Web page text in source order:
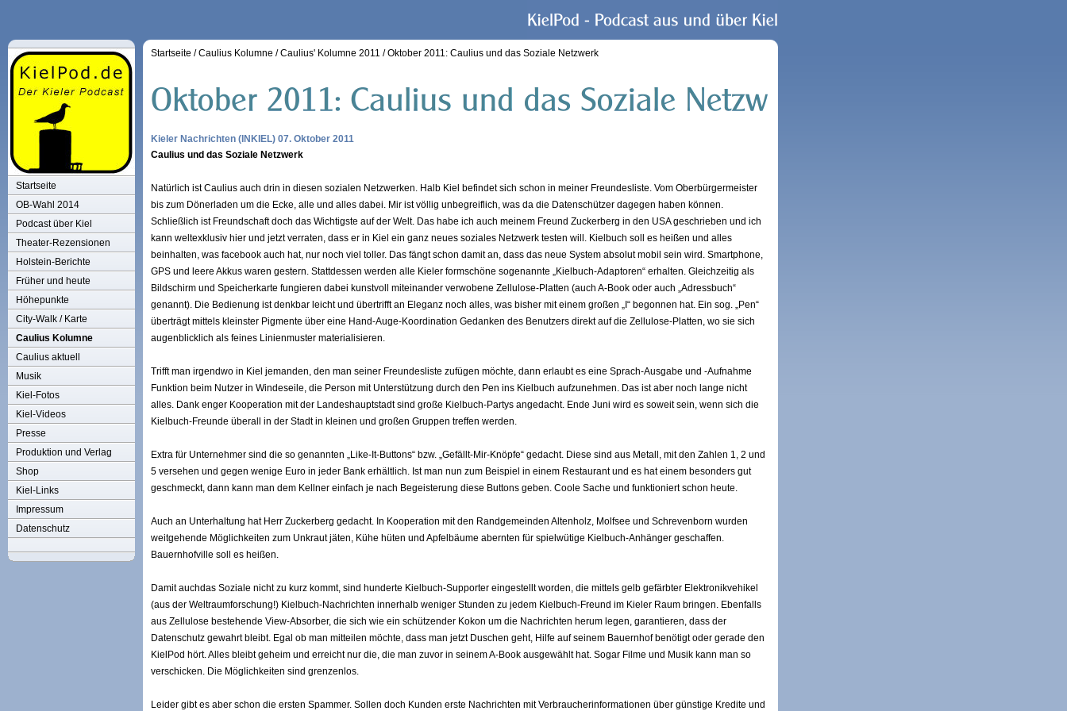
Startseite
OB-Wahl 2014
Podcast über Kiel
Theater-Rezensionen
Holstein-Berichte
Früher und heute
Höhepunkte
City-Walk / Karte
Caulius Kolumne
Caulius aktuell
Musik
Kiel-Fotos
Kiel-Videos
Presse
Produktion und Verlag
Shop
Kiel-Links
Impressum
Datenschutz
Startseite /Caulius Kolumne /Caulius' Kolumne 2011 /Oktober 2011: Caulius und das Soziale Netzwerk
Kieler Nachrichten (INKIEL) 07. Oktober 2011
Caulius und das Soziale Netzwerk
Natürlich ist Caulius auch drin in diesen sozialen Netzwerken. Halb Kiel befindet sich schon in meiner Freundesliste. Vom Oberbürgermeister
bis zum Dönerladen um die Ecke, alle und alles dabei. Mir ist völlig unbegreiflich, was da die Datenschützer dagegen haben können.
Schließlich ist Freundschaft doch das Wichtigste auf der Welt. Das habe ich auch meinem Freund Zuckerberg in den USA geschrieben und ich
kann weltexklusiv hier und jetzt verraten, dass er in Kiel ein ganz neues soziales Netzwerk testen will. Kielbuch soll es heißen und alles
beinhalten, was facebook auch hat, nur noch viel toller. Das fängt schon damit an, dass das neue System absolut mobil sein wird. Smartphone,
GPS und leere Akkus waren gestern. Stattdessen werden alle Kieler formschöne sogenannte „Kielbuch-Adaptoren“ erhalten. Gleichzeitig als
Bildschirm und Speicherkarte fungieren dabei kunstvoll miteinander verwobene Zellulose-Platten (auch A-Book oder auch „Adressbuch“
genannt). Die Bedienung ist denkbar leicht und übertrifft an Eleganz noch alles, was bisher mit einem großen „I“ begonnen hat. Ein sog. „Pen“
überträgt mittels kleinster Pigmente über eine Hand-Auge-Koordination Gedanken des Benutzers direkt auf die Zellulose-Platten, wo sie sich
augenblicklich als feines Linienmuster materialisieren.
Trifft man irgendwo in Kiel jemanden, den man seiner Freundesliste zufügen möchte, dann erlaubt es eine Sprach-Ausgabe und -Aufnahme
Funktion beim Nutzer in Windeseile, die Person mit Unterstützung durch den Pen ins Kielbuch aufzunehmen. Das ist aber noch lange nicht
alles. Dank enger Kooperation mit der Landeshauptstadt sind große Kielbuch-Partys angedacht. Ende Juni wird es soweit sein, wenn sich die
Kielbuch-Freunde überall in der Stadt in kleinen und großen Gruppen treffen werden.
Extra für Unternehmer sind die so genannten „Like-It-Buttons“ bzw. „Gefällt-Mir-Knöpfe“ gedacht. Diese sind aus Metall, mit den Zahlen 1, 2 und
5 versehen und gegen wenige Euro in jeder Bank erhältlich. Ist man nun zum Beispiel in einem Restaurant und es hat einem besonders gut
geschmeckt, dann kann man dem Kellner einfach je nach Begeisterung diese Buttons geben. Coole Sache und funktioniert schon heute.
Auch an Unterhaltung hat Herr Zuckerberg gedacht. In Kooperation mit den Randgemeinden Altenholz, Molfsee und Schrevenborn wurden
weitgehende Möglichkeiten zum Unkraut jäten, Kühe hüten und Apfelbäume abernten für spielwütige Kielbuch-Anhänger geschaffen.
Bauernhofville soll es heißen.
Damit auchdas Soziale nicht zu kurz kommt, sind hunderte Kielbuch-Supporter eingestellt worden, die mittels gelb gefärbter Elektronikvehikel
(aus der Weltraumforschung!) Kielbuch-Nachrichten innerhalb weniger Stunden zu jedem Kielbuch-Freund im Kieler Raum bringen. Ebenfalls
aus Zellulose bestehende View-Absorber, die sich wie ein schützender Kokon um die Nachrichten herum legen, garantieren, dass der
Datenschutz gewahrt bleibt. Egal ob man mitteilen möchte, dass man jetzt Duschen geht, Hilfe auf seinem Bauernhof benötigt oder gerade den
KielPod hört. Alles bleibt geheim und erreicht nur die, die man zuvor in seinem A-Book ausgewählt hat. Sogar Filme und Musik kann man so
verschicken. Die Möglichkeiten sind grenzenlos.
Leider gibt es aber schon die ersten Spammer. Sollen doch Kunden erste Nachrichten mit Verbraucherinformationen über günstige Kredite und